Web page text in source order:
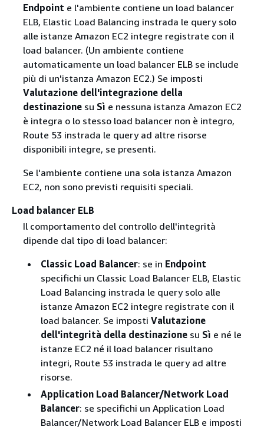
Endpoint e l'ambiente contiene un load balancer
ELB, Elastic Load Balancing instrada le query solo
alle istanze Amazon EC2 integre registrate con il
load balancer. (Un ambiente contiene
automaticamente un load balancer ELB se include
più di un'istanza Amazon EC2.) Se imposti
Valutazione dell'integrazione della
destinazionesu Sì e nessuna istanza Amazon EC2
è integra o lo stesso load balancer non è integro,
Route 53 instrada le query ad altre risorse
disponibili integre, se presenti.
Se l'ambiente contiene una sola istanza Amazon
EC2, non sono previsti requisiti speciali.
Load balancer ELB
Il comportamento del controllo dell'integrità
dipende dal tipo di load balancer:
Classic Load Balancer: se in Endpoint
specifichi un Classic Load Balancer ELB, Elastic
Load Balancing instrada le query solo alle
istanze Amazon EC2 integre registrate con il
load balancer. Se imposti Valutazione
dell'integrità della destinazionesu Sì e né le
istanze EC2 né il load balancer risultano
integri, Route 53 instrada le query ad altre
risorse.
Application Load Balancer/Network Load
Balancer: se specifichi un Application Load
Balancer/Network Load Balancer ELB e imposti